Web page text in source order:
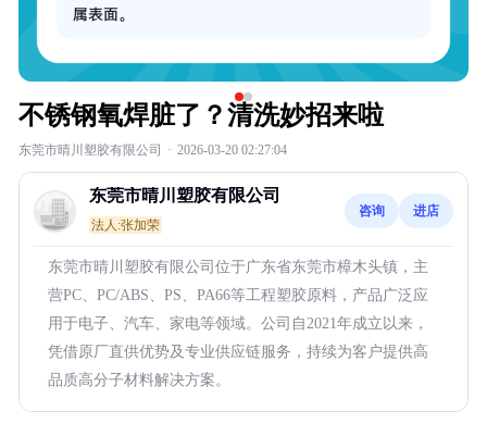
不锈钢氧焊脏了？清洗妙招来啦
东莞市晴川塑胶有限公司 · 2026-03-20 02:27:04
东莞市晴川塑胶有限公司
法人:张加荣
咨询 进店
东莞市晴川塑胶有限公司位于广东省东莞市樟木头镇，主
营PC、PC/ABS、PS、PA66等工程塑胶原料，产品广泛应
用于电子、汽车、家电等领域。公司自2021年成立以来，
凭借原厂直供优势及专业供应链服务，持续为客户提供高
品质高分子材料解决方案。